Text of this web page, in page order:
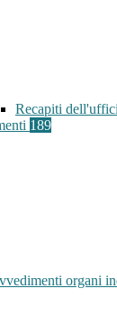
Recapiti
189
organi